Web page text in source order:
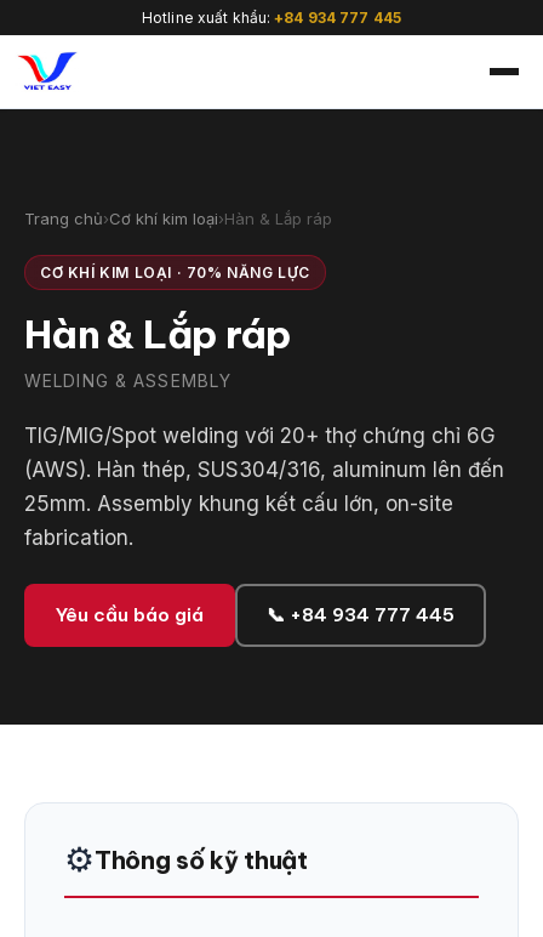
Hotline xuất khẩu:+84 934 777 445
Trang chủ›Cơ khí kim loại›Hàn & Lắp ráp
CƠ KHÍ KIM LOẠI · 70% NĂNG LỰC
Hàn & Lắp ráp
WELDING & ASSEMBLY
TIG/MIG/Spot welding với 20+ thợ chứng chỉ 6G
(AWS). Hàn thép, SUS304/316, aluminum lên đến
25mm. Assembly khung kết cấu lớn, on-site
fabrication.
Yêu cầu báo giá 📞 +84 934 777 445
⚙️Thông số kỹ thuật